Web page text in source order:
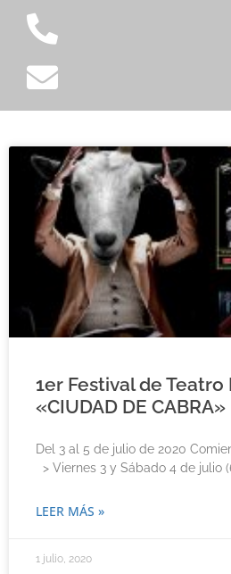
1er Festival de
«CIUDAD DE CABRA»
Del 3 al 5 de julio de 2020
> Viernes 3 y Sábado 4 de julio
LEER MÁS »
1 julio, 2020